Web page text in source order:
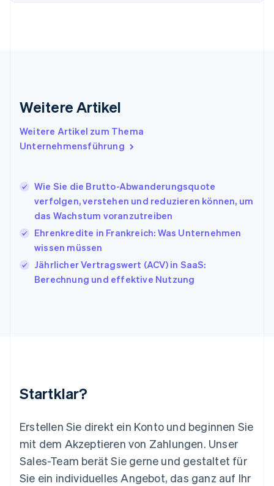
Weitere Artikel
Weitere Artikel zum Thema
Unternehmensführung
Wie Sie die Brutto-Abwanderungsquote
verfolgen, verstehen und reduzieren können, um
das Wachstum voranzutreiben
Ehrenkredite in Frankreich: Was Unternehmen
wissen müssen
Jährlicher Vertragswert (ACV) in SaaS:
Berechnung und effektive Nutzung
Startklar?
Erstellen Sie direkt ein Konto und beginnen Sie
mit dem Akzeptieren von Zahlungen. Unser
Sales-Team berät Sie gerne und gestaltet für
Sie ein individuelles Angebot, das ganz auf Ihr
EnglishSvenska
English
English
Italien
日本語English
EnglishFrançais
Kroatien
EnglishItaliano
Lettland
Liechtenstein
DeutschEnglish
Mexiko
English
Niederlande
Nederlands English
Norwegen
English